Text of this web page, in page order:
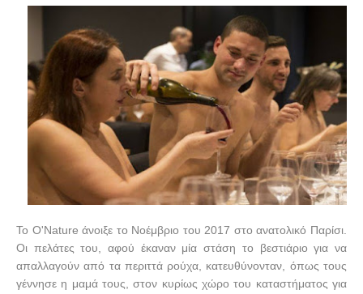
Το O'Nature άνοιξε το Νοέμβριο του 2017 στο ανατολικό Παρίσι.
Οι πελάτες του, αφού έκαναν μία στάση το βεστιάριο για να
απαλλαγούν από τα περιττά ρούχα, κατευθύνονταν, όπως τους
γέννησε η μαμά τους, στον κυρίως χώρο του καταστήματος για